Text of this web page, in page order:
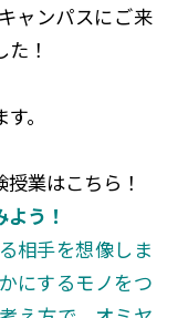
ャンパスにご来
！
。
業はこちら！
う！
相手を想像しま
にするモノをつ